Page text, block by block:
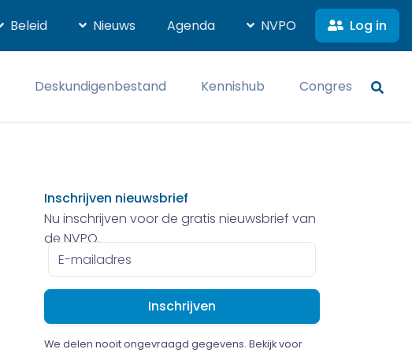
Beleid Nieuws Agenda NVPO Log in
Deskundigenbestand Kennishub Congres
Inschrijven nieuwsbrief
Nu inschrijven voor de gratis nieuwsbrief van
de NVPO.
E-
mailadres
We delen nooit ongevraagd gegevens. Bekijk voor